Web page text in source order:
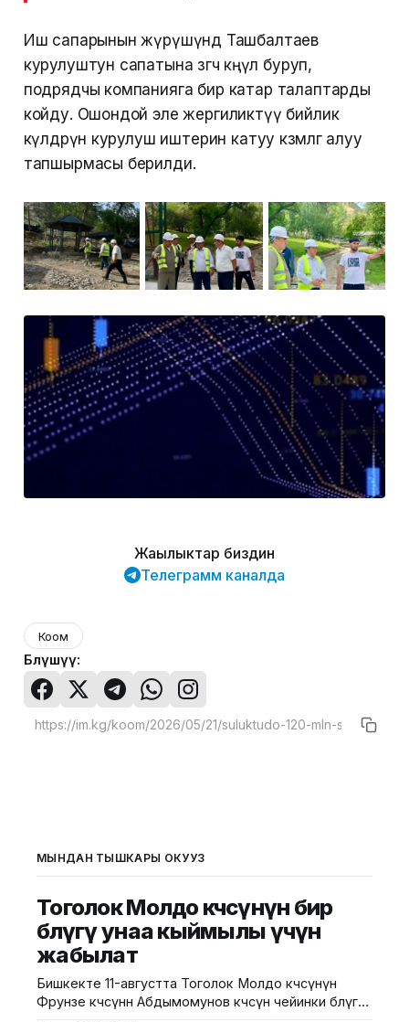
Иш сапарынын жүрүшүндө Ташбалтаев
курулуштун сапатына өзгөчө көңүл буруп,
подрядчы компанияга бир катар талаптарды
койду. Ошондой эле жергиликтүү бийлик
өкүлдөрүнө курулуш иштерин катуу көзөмөлгө алуу
тапшырмасы берилди.
Жаңылыктар биздин
Телеграмм каналда
Коом
Бөлүшүү:
МЫНДАН ТЫШКАРЫ ОКУҢУЗ
Тоголок Молдо көчөсүнүн бир
бөлүгү унаа кыймылы үчүн
жабылат
Бишкекте 11-августта Тоголок Молдо көчөсүнүн
Фрунзе көчөсүнөн Абдымомунов көчөсүнө чейинки бөлүгү